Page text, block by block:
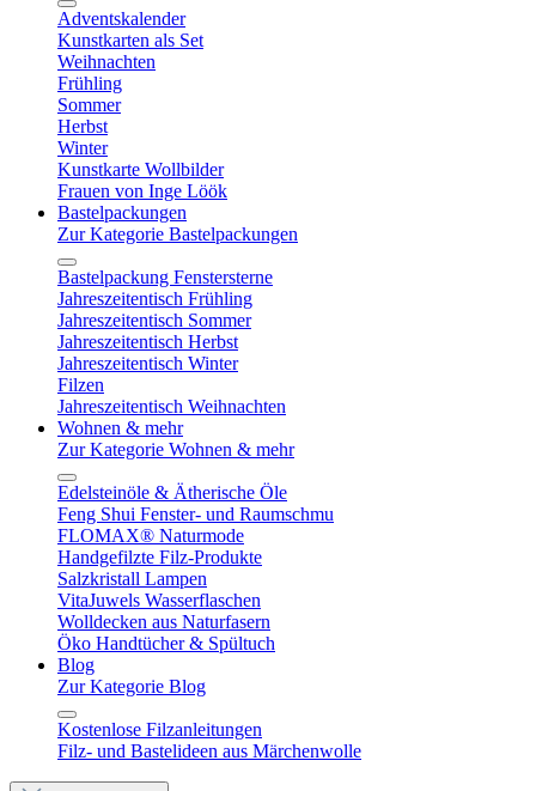
Adventskalender
Kunstkarten als Set
Weihnachten
Frühling
Sommer
Herbst
Winter
Kunstkarte Wollbilder
Frauen von Inge Löök
Bastelpackungen
Zur Kategorie Bastelpackungen
Bastelpackung Fenstersterne
Jahreszeitentisch Frühling
Jahreszeitentisch Sommer
Jahreszeitentisch Herbst
Jahreszeitentisch Winter
Filzen
Jahreszeitentisch Weihnachten
Wohnen & mehr
Zur Kategorie Wohnen & mehr
Edelsteinöle & Ätherische Öle
Feng Shui Fenster- und Raumschmu
FLOMAX® Naturmode
Handgefilzte Filz-Produkte
Salzkristall Lampen
VitaJuwels Wasserflaschen
Wolldecken aus Naturfasern
Öko Handtücher & Spültuch
Blog
Zur Kategorie Blog
Kostenlose Filzanleitungen
Filz- und Bastelideen aus Märchenwolle